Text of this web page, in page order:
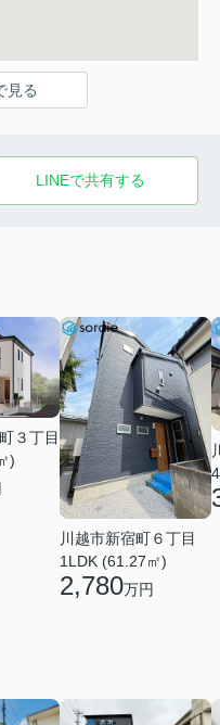
見る
LINEで共有する
３丁目
)
川越市新宿町６丁目
1LDK (61.27㎡)
2,780万円